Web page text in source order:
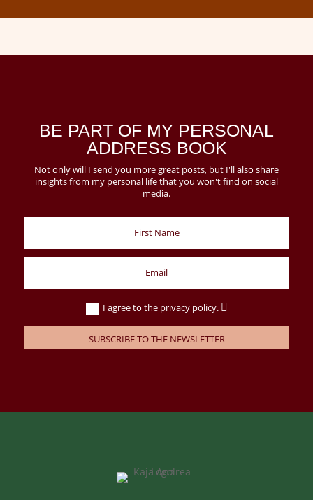
BE PART OF MY PERSONAL
ADDRESS BOOK
Not only will I send you more great posts, but I'll also share
insights from my personal life that you won't find on social
media.
I agree to the privacy policy.
SUBSCRIBE TO THE NEWSLETTER